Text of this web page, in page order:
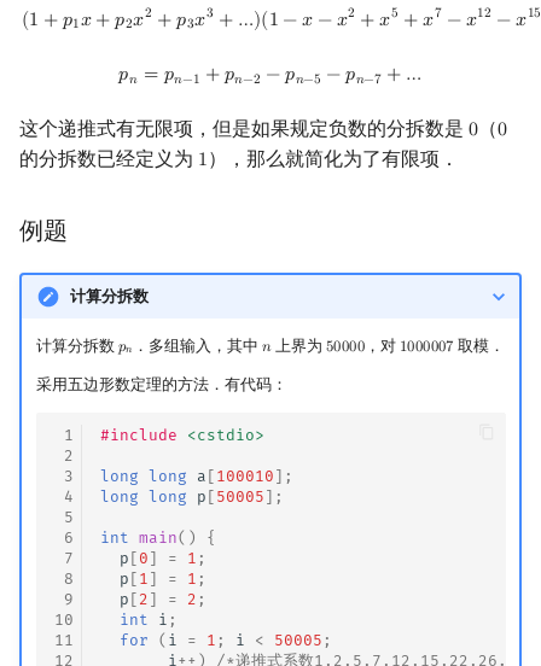
(1 +𝑝1𝑥+𝑝2𝑥2 +𝑝3𝑥3 + …)(1 −𝑥 −𝑥2 +𝑥5 +𝑥7 −𝑥12 −𝑥15
(1 +p 1x+p2x2+p3x3+…)( 1−x x2+x5+ x7−x12 −x 15+ x22+x26−… )=1
𝑝𝑛 = 𝑝𝑛−1 +𝑝𝑛−2 −𝑝𝑛−5 −𝑝𝑛−7 + …
p n= n −1+p − 2−pn 5 −p n− +…
这个递推式有无限项，但是如果规定负数的分拆数是 0
0 （0
0
的分拆数已经定义为 1
1），那么就简化为了有限项．
例题
计算分拆数
计算分拆数𝑝𝑛
pn ．多组输入，其中𝑛
n 上界为50000
50000 ，对 1000007
1000007 取模．
采用五边形数定理的方法．有代码：
1
2
3
4
5
6
7
8
9
10
11
12
#include <cstdio>
long long a [ 100010 ];
long
long p [ 50005 ];
int main()
{
p [ 0 ] = 1 ;
p [ 1 ] = 1 ;
p [ 2 ] = 2 ;
int
i ;
for
( i = 1 ; i < 50005 ;
i ++ )
/*递推式系数